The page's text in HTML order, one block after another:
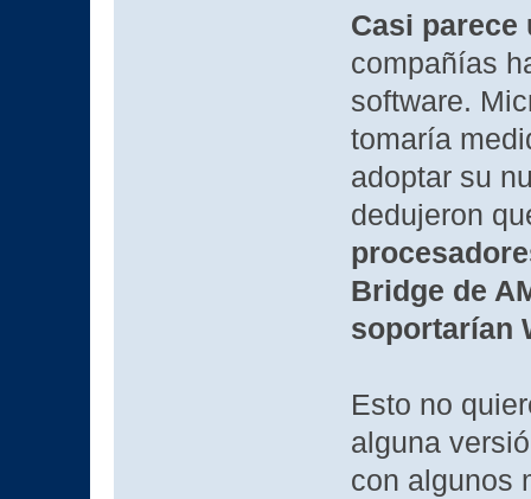
Casi parece
compañías
software.
tomaría
adoptar su
dedujeron
Bridge de
soportarían
Esto no
alguna
con algunos